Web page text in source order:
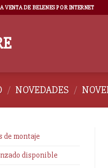
DE BELENES POR INTERNET
/ NOVEDADES /
de montaje
disponible